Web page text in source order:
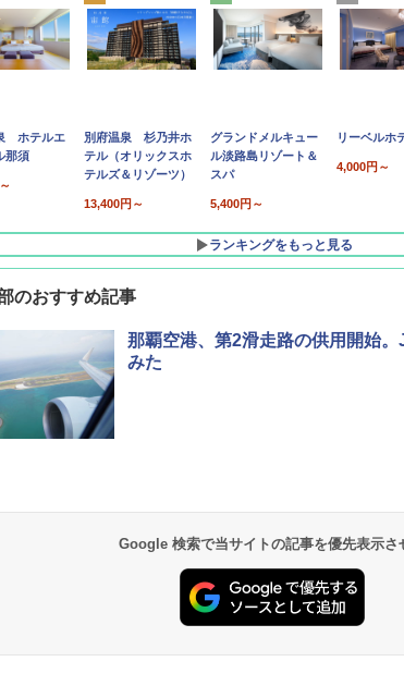
ホテルエ
那須
別府温泉 杉乃井ホ
テル（オリックスホ
テルズ＆リゾーツ）
13,400円～
グランドメルキュー
ル淡路島リゾート＆
スパ
5,400円～
リーベルホ
4,000円～
ランキングをもっと見る
10,450円～
19,541円～
7,950円～
5,758円～
のおすすめ記事
那覇空港、第2滑走路の供用開始
みた
Google 検索で当サイトの記事を優先表示さ